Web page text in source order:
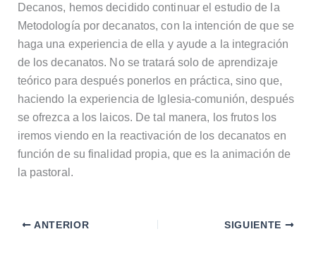
Decanos, hemos decidido continuar el estudio de la
Metodología por decanatos, con la intención de que se
haga una experiencia de ella y ayude a la integración
de los decanatos. No se tratará solo de aprendizaje
teórico para después ponerlos en práctica, sino que,
haciendo la experiencia de Iglesia-comunión, después
se ofrezca a los laicos. De tal manera, los frutos los
iremos viendo en la reactivación de los decanatos en
función de su finalidad propia, que es la animación de
la pastoral.
ANTERIOR SIGUIENTE